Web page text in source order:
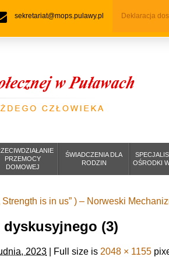
sekretariat@mops.pulawy.pl Deklaracja
PRZEMOCY
DOMOWEJ
ŚWIADCZENIA DLA
RODZIN
OŚRODKI
Strength is in us” ) – Norweski
(3)
2023 Full size is 2048 × 1155